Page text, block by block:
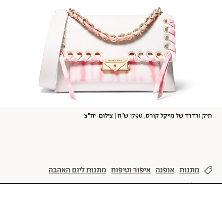
תיק ורדרד של מייקל קורס, 1790 ש"ח | צילום: יח"צ
מתנות אופנה איפור וטיפוח מתנות ליום האהבה
הלבשה תחתונה יום האהבה אהבה